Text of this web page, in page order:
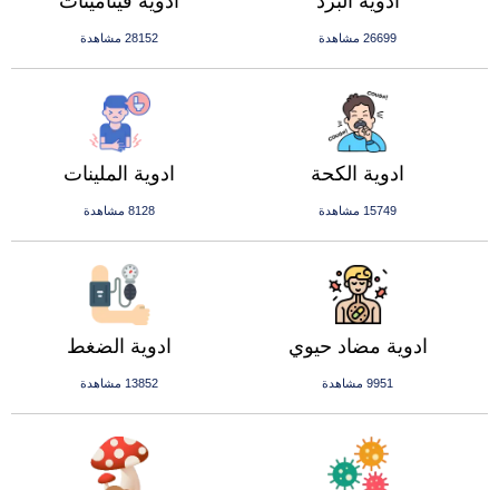
28152 مشاهدة 26699 مشاهدة
ادوية الملينات
8128 مشاهدة
ادوية الكحة
15749 مشاهدة
ادوية الضغط
13852 مشاهدة
ادوية مضاد حيوي
9951 مشاهدة